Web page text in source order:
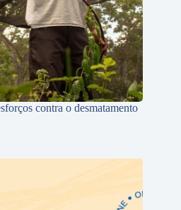
contra o desmatamento